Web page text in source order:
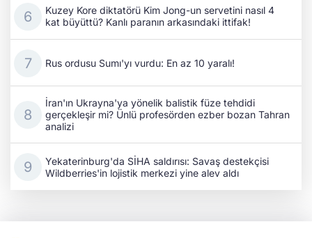
Kuzey Kore diktatörü Kim Jong-un servetini nasıl 4
kat büyüttü? Kanlı paranın arkasındaki ittifak!
Rus ordusu Sumı'yı vurdu: En az 10 yaralı!
İran'ın Ukrayna'ya yönelik balistik füze tehdidi
gerçekleşir mi? Ünlü profesörden ezber bozan Tahran
analizi
Yekaterinburg'da SİHA saldırısı: Savaş destekçisi
Wildberries'in lojistik merkezi yine alev aldı